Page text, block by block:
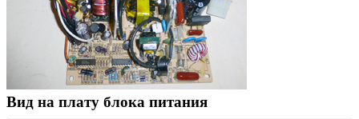
Вид на плату блока питания